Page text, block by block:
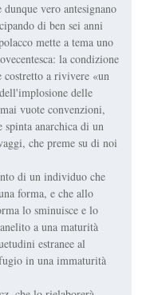
vero antesignano
di ben sei anni
mette a tema uno
la condizione
a rivivere «un
delle
vuote convenzioni,
spinta anarchica di un
che preme su di noi
di un individuo che
forma, e che allo
lo sminuisce e lo
a una maturità
estranee al
in una immaturità